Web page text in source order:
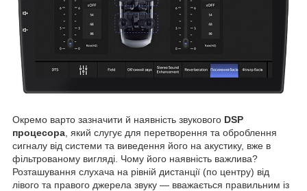
Окремо варто зазначити й наявність звукового DSP
процесора , який слугує для перетворення та оброблення
сигналу від системи та виведення його на акустику, вже в
фільтрованому вигляді. Чому його наявність важлива?
Розташування слухача на рівній дистанції (по центру) від
лівого та правого джерела звуку — вважається правильним із